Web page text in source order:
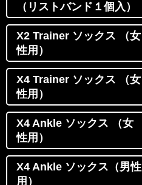
（リストバンド１個入）
X2 Trainer ソックス （女
性用）
X4 Trainer ソックス （女
性用）
X4 Ankle ソックス （女
性用）
X4 Ankle ソックス（男性
用）